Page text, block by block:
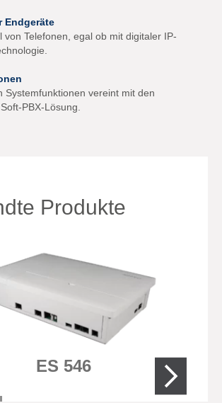
Endgeräte
von Telefonen, egal ob mit digitaler IP-
Systemfunktionen vereint mit den
PBX-Lösung.
Produkte
ES 546